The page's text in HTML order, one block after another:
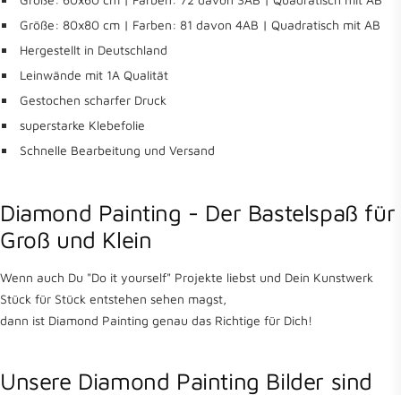
Größe: 80x80 cm | Farben: 81 davon 4AB | Quadratisch mit AB
Hergestellt in Deutschland
Leinwände mit 1A Qualität
Gestochen scharfer Druck
superstarke Klebefolie
Schnelle Bearbeitung und Versand
Diamond Painting - Der Bastelspaß für
Groß und Klein
Wenn auch Du "Do it yourself" Projekte liebst und Dein Kunstwerk
Stück für Stück entstehen sehen magst,
dann ist Diamond Painting genau das Richtige für Dich!
Unsere Diamond Painting Bilder sind